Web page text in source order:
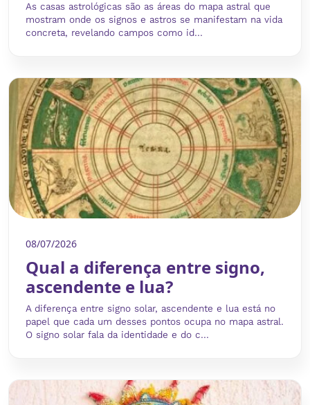
As casas astrológicas são as áreas do mapa astral que
mostram onde os signos e astros se manifestam na vida
concreta, revelando campos como id...
08/07/2026
Qual a diferença entre signo,
ascendente e lua?
A diferença entre signo solar, ascendente e lua está no
papel que cada um desses pontos ocupa no mapa astral.
O signo solar fala da identidade e do c...